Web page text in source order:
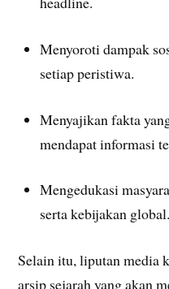
Menyoroti dampak
setiap peristiwa.
Menyajikan fakta
mendapat informasi
Mengedukasi
serta kebijakan global.
Selain itu, liputan media
arsip sejarah yang akan